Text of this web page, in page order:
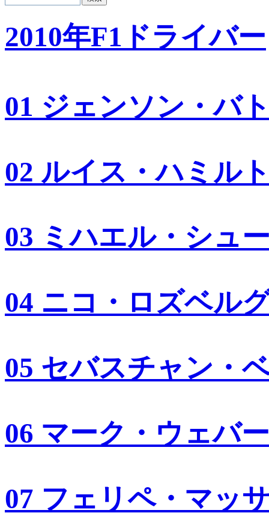
2010年F1ドライバー
01 ジェンソン・バ
02 ルイス・ハミル
03 ミハエル・シュ
04 ニコ・ロズベル
05 セバスチャン・
06 マーク・ウェバー
07 フェリペ・マッ